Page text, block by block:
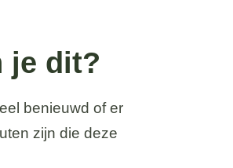
je dit?
benieuwd of er
zijn die deze